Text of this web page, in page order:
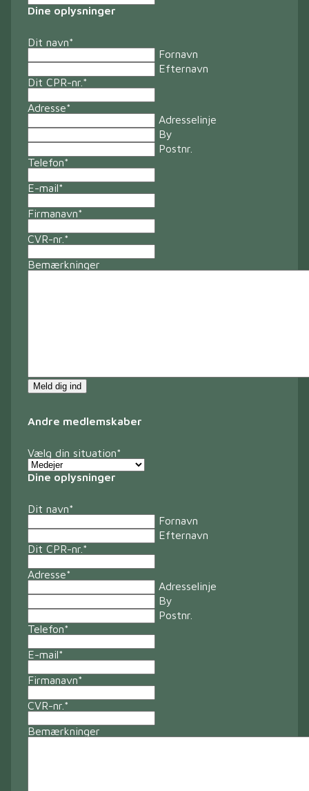
Dine oplysninger
Dit navn*
Fornavn
Efternavn
Dit CPR-nr. *
Adresse*
Adresselinje
By
Postnr.
Telefon*
E-mail*
Firmanavn*
CVR-nr. *
Bemærkninger
Meld dig ind
Andre medlemskaber
Vælg din situation*
Dine oplysninger
Dit navn*
Fornavn
Efternavn
Dit CPR-nr. *
Adresse*
Adresselinje
By
Postnr.
Telefon*
E-mail*
Firmanavn*
CVR-nr. *
Bemærkninger